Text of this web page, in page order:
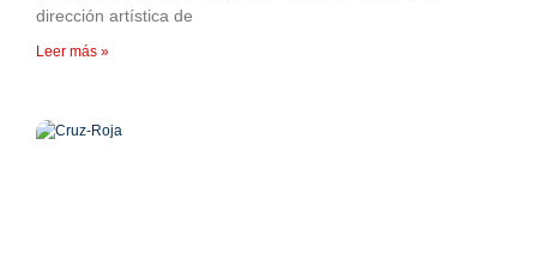
dirección artística de
Leer más »